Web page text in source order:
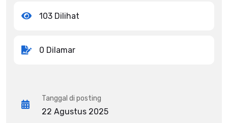
103 Dilihat
0 Dilamar
Tanggal di posting
22 Agustus 2025